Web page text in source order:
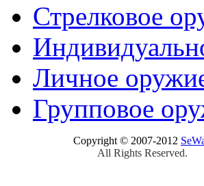
Стрелковое
Личное
Групповое
Copyright © 2007-2012
All Rights Reserved.